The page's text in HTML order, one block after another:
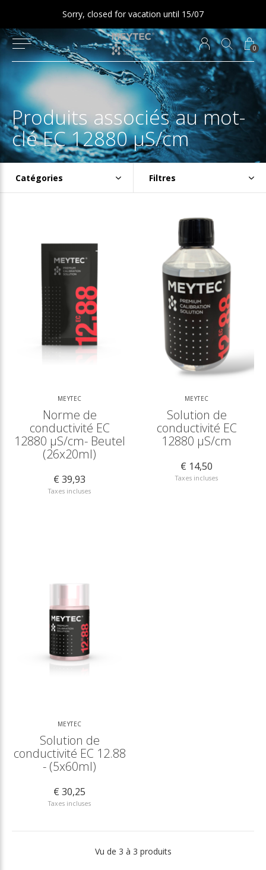
0
Sorry, closed for vacation until 15/07
Produits associés au mot-
clé EC 12880 µS/cm
Catégories Filtres
MEYTEC
Norme de
conductivité EC
12880 µS/cm- Beutel
(26x20ml)
€ 39,93
Taxes incluses
MEYTEC
Solution de
conductivité EC
12880 µS/cm
€ 14,50
Taxes incluses
MEYTEC
Solution de
conductivité EC 12.88
- (5x60ml)
€ 30,25
Taxes incluses
Vu de 3 à 3 produits